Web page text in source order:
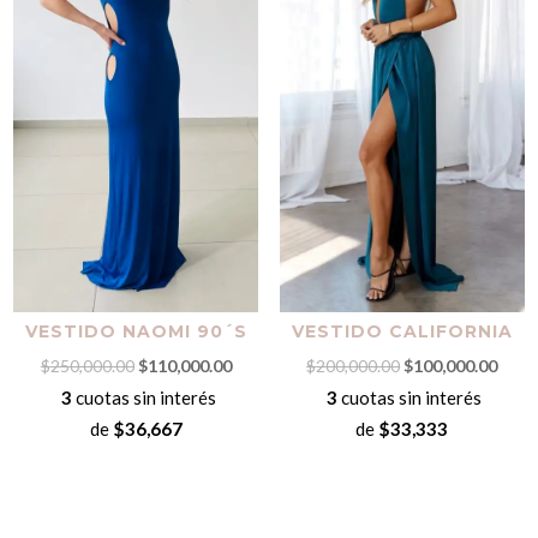
VESTIDO NAOMI 90´S
$250,000.00 El
precio
original
$110,000.00El
3 cuotas sin interés
de $36,667
VESTIDO CALIFORNIA
$200,000.00 El
precio
original
$100,000.00El
3 cuotas sin interés
de $33,333